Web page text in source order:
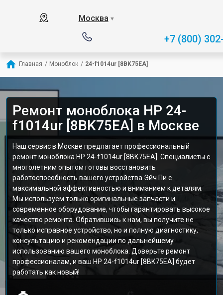
Москва ▼
+7 (800)
Главная / Моноблок / 24-f1014ur [8BK75EA]
Ремонт моноблока HP 24-
f1014ur [8BK75EA] в Москве
Наш сервис в Москве предлагает профессиональный
ремонт моноблока HP 24-f1014ur [8BK75EA]. Специалисты с
многолетним опытом готовы восстановить
работоспособность вашего устройства Эйч Пи с
максимальной эффективностью и вниманием к деталям.
Мы используем только оригинальные запчасти и
современное оборудование, чтобы гарантировать высокое
качество ремонта. Обратившись к нам, вы получите не
только исправное устройство, но и полную диагностику,
консультацию и рекомендации по дальнейшему
использованию вашего моноблока. Доверьте ремонт
профессионалам, и ваш HP 24-f1014ur [8BK75EA] будет
работать как новый!